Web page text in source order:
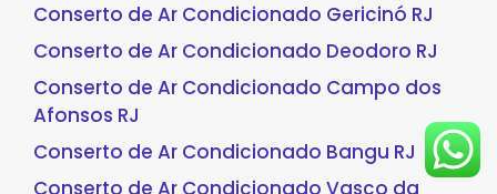
Conserto de Ar Condicionado Gericinó RJ
Conserto de Ar Condicionado Deodoro RJ
Conserto de Ar Condicionado Campo dos
Afonsos RJ
Conserto de Ar Condicionado Bangu RJ
Conserto de Ar Condicionado Vasco da